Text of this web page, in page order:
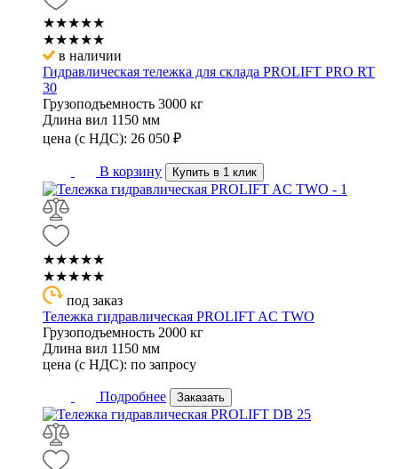
★★★★★
★★★★★
в наличии
Гидравлическая тележка для склада PROLIFT PRO RT
30
Грузоподъемность 3000 кг
Длина вил 1150 мм
цена (с НДС): 26 050 ₽
В корзину Купить в 1 клик
★★★★★
★★★★★
под заказ
Тележка гидравлическая PROLIFT AC TWO
Грузоподъемность 2000 кг
Длина вил 1150 мм
цена (с НДС): по запросу
Подробнее Заказать